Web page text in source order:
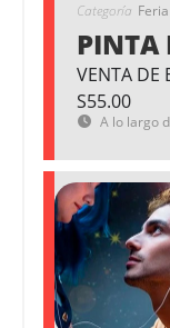
Categoría Feria
PINTA
VENTA DE
S55.00
A lo largo